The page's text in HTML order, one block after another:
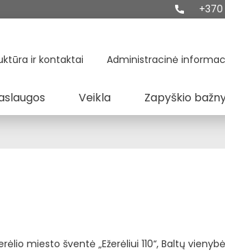
+370
ir kontaktai Administracinė
Veikla Zapyškio
miesto šventė „Ežerėliui 110“, Baltų